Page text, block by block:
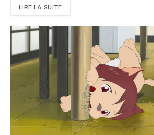
LIRE LA SUITE